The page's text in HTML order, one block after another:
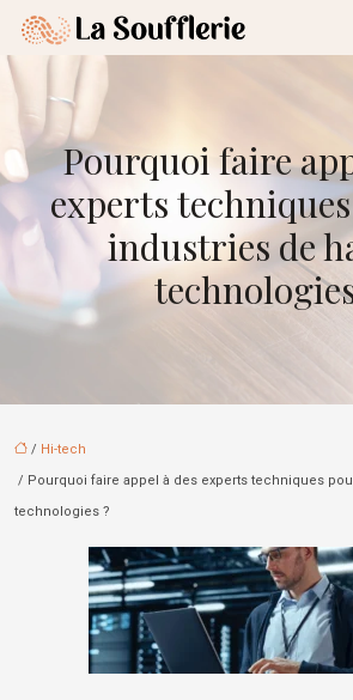
Pourquoi faire
experts
industries de
/ Hi-tech
/ Pourquoi faire appel à des experts techniques
technologies ?